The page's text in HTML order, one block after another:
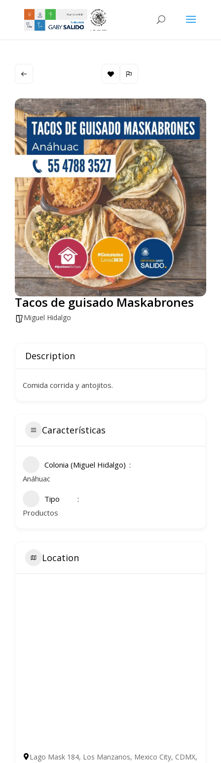
Tacos de guisado Maskabrones
Miguel Hidalgo
Description
Comida corrida y antojitos.
Características
Colonia (Miguel Hidalgo)
Anáhuac
Tipo
Productos
Location
Lago Mask 184, Los Manzanos, Mexico City, CDMX,